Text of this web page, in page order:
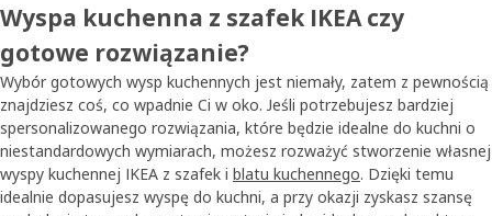
Wyspa kuchenna z szafek IKEA czy
gotowe rozwiązanie?
Wybór gotowych wysp kuchennych jest niemały, zatem z pewnością
znajdziesz coś, co wpadnie Ci w oko. Jeśli potrzebujesz bardziej
spersonalizowanego rozwiązania, które będzie idealne do kuchni o
niestandardowych wymiarach, możesz rozważyć stworzenie własnej
wyspy kuchennej IKEA z szafek i blatu kuchennego. Dzięki temu
idealnie dopasujesz wyspę do kuchni, a przy okazji zyskasz szansę